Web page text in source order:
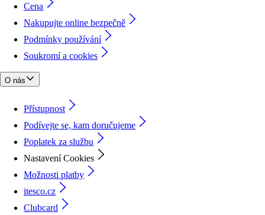
Cena
Nakupujte online bezpečně
Podmínky používání
Soukromí a cookies
O nás
Přístupnost
Podívejte se, kam doručujeme
Poplatek za službu
Nastavení Cookies
Možnosti platby
itesco.cz
Clubcard